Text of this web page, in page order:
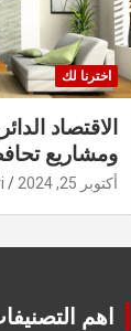
اخترنا لك
الاقتصاد
ومشاريع
أكتوبر 25, 2024
اهم